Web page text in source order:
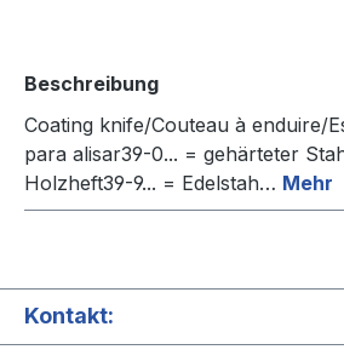
Beschreibung
Coating knife/Couteau à enduire/
para alisar39-0... = gehärteter
Holzheft39-9... = Edelstah… Mehr
Kontakt: